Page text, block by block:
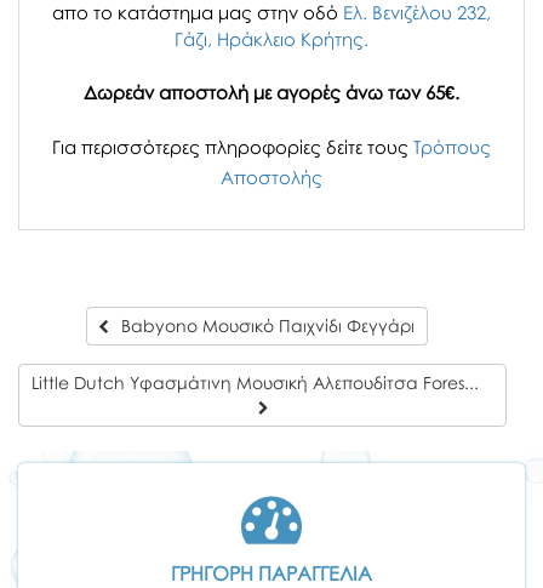
απο το κατάστημα μας στην οδό Ελ. Βενιζέλου 232,
Γάζι, Ηράκλειο Κρήτης.
Δωρεάν αποστολή με αγορές άνω των 65€.
Για περισσότερες πληροφορίες δείτε τους Τρόπους
Αποστολής
Babyono Μουσικό Παιχνίδι Φεγγάρι
Little Dutch Υφασμάτινη Μουσική Αλεπουδίτσα Forest Friends
ΓΡΗΓΟΡΗ ΠΑΡΑΓΓΕΛΙΑ